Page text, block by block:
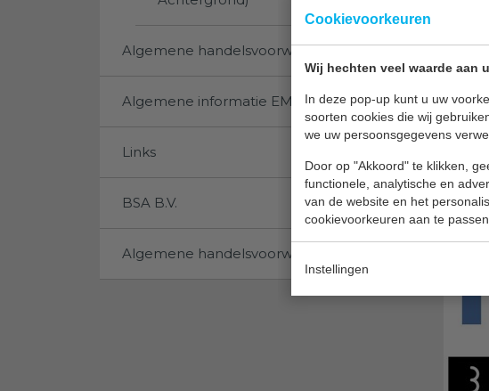
Cookievoorkeuren
Wij hechten veel waarde aan
In deze pop-up kunt u uw
soorten cookies die wij
we uw persoonsgegevens
Door op "Akkoord" te klikken,
functionele, analytische en
van de website en het
cookievoorkeuren aan te passen.
Instellingen
Algemene handelsvoorwaarden EMS
Algemene informatie EMS
Links
BSA B.V.
Algemene handelsvoorwaarden BSA